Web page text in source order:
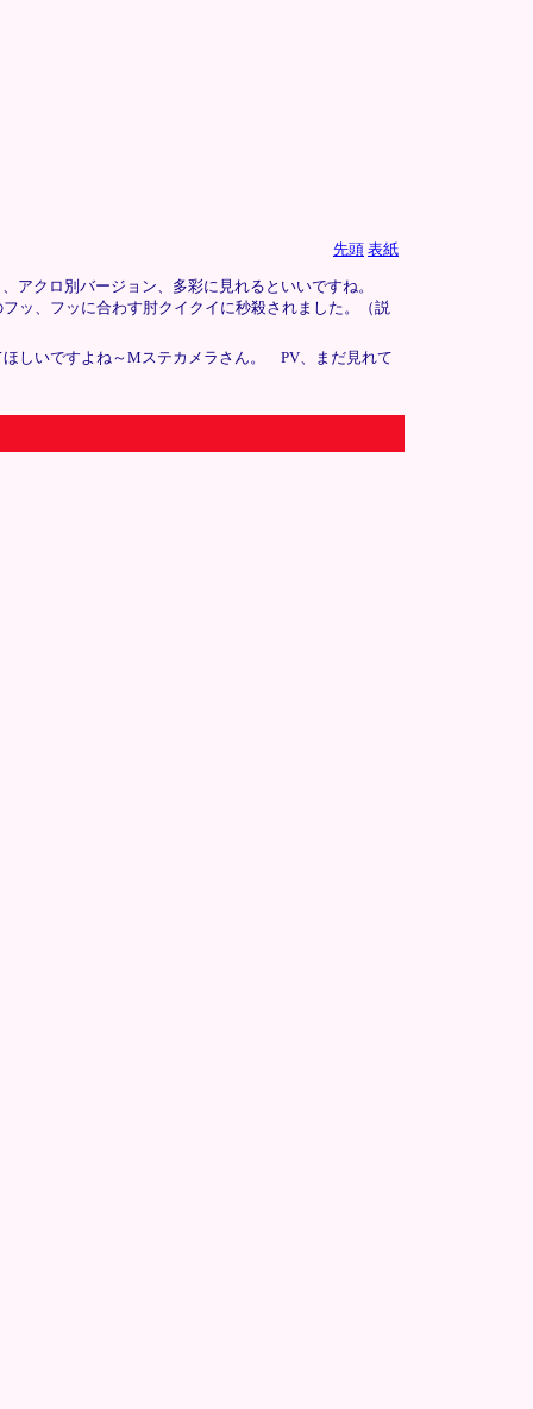
先頭 表紙
アクロ別バージョン、多彩に見れるといいですね。
ッ、フッに合わす肘クイクイに秒殺されました。（説
しいですよね～Mステカメラさん。 PV、まだ見れて